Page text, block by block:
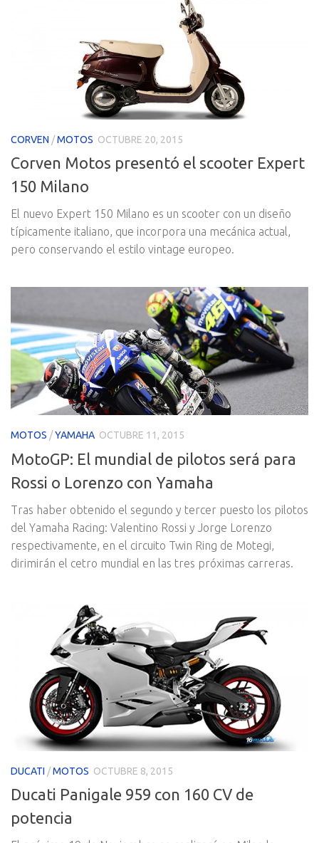
CORVEN /MOTOS OCTUBRE 20, 2015
Corven Motos presentó el scooter Expert
150 Milano
El nuevo Expert 150 Milano es un scooter con un diseño
típicamente italiano, que incorpora una mecánica actual,
pero conservando el estilo vintage europeo.
MOTOS /YAMAHA OCTUBRE 11, 2015
MotoGP: El mundial de pilotos será para
Rossi o Lorenzo con Yamaha
Tras haber obtenido el segundo y tercer puesto los pilotos
del Yamaha Racing: Valentino Rossi y Jorge Lorenzo
respectivamente, en el circuito Twin Ring de Motegi,
dirimirán el cetro mundial en las tres próximas carreras.
DUCATI /MOTOS OCTUBRE 8, 2015
Ducati Panigale 959 con 160 CV de
potencia